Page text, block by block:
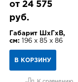
от 24 575
руб.
Габарит ШхГхВ,
см: 196 х 85 х 86
В КОРЗИНУ